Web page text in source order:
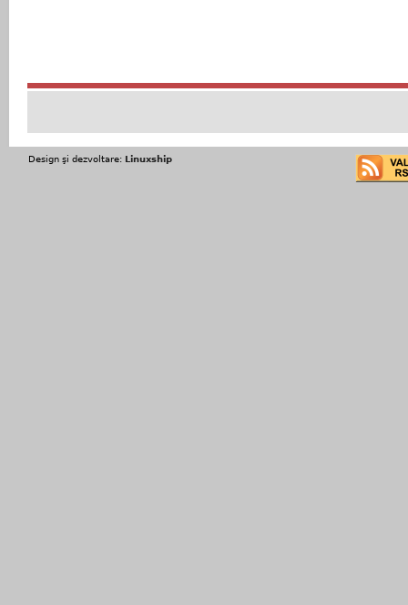
Design şi dezvoltare: Linuxship